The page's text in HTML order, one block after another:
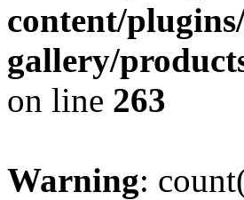
content/
gallery/
on line 263
Warning: